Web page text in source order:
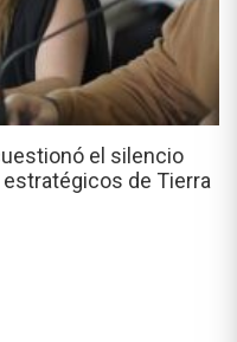
el silencio
de Tierra